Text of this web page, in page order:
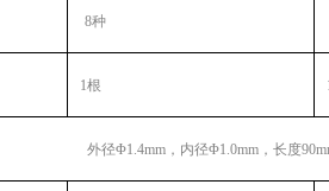
8种
1根
外径Φ1.4mm， 内径Φ1.0mm， 长度